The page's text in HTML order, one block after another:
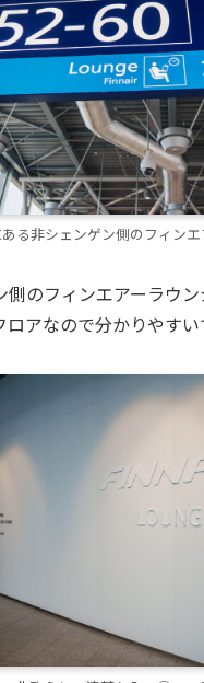
る非シェンゲン側のフィン
のフィンエアーラウ
アなので分かりやすい